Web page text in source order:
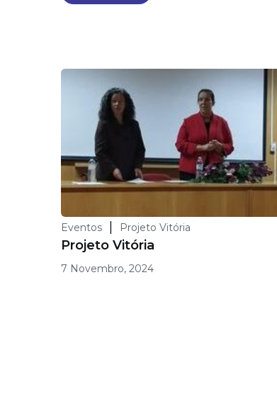
Eventos Projeto Vitória
Projeto Vitória
7 Novembro, 2024